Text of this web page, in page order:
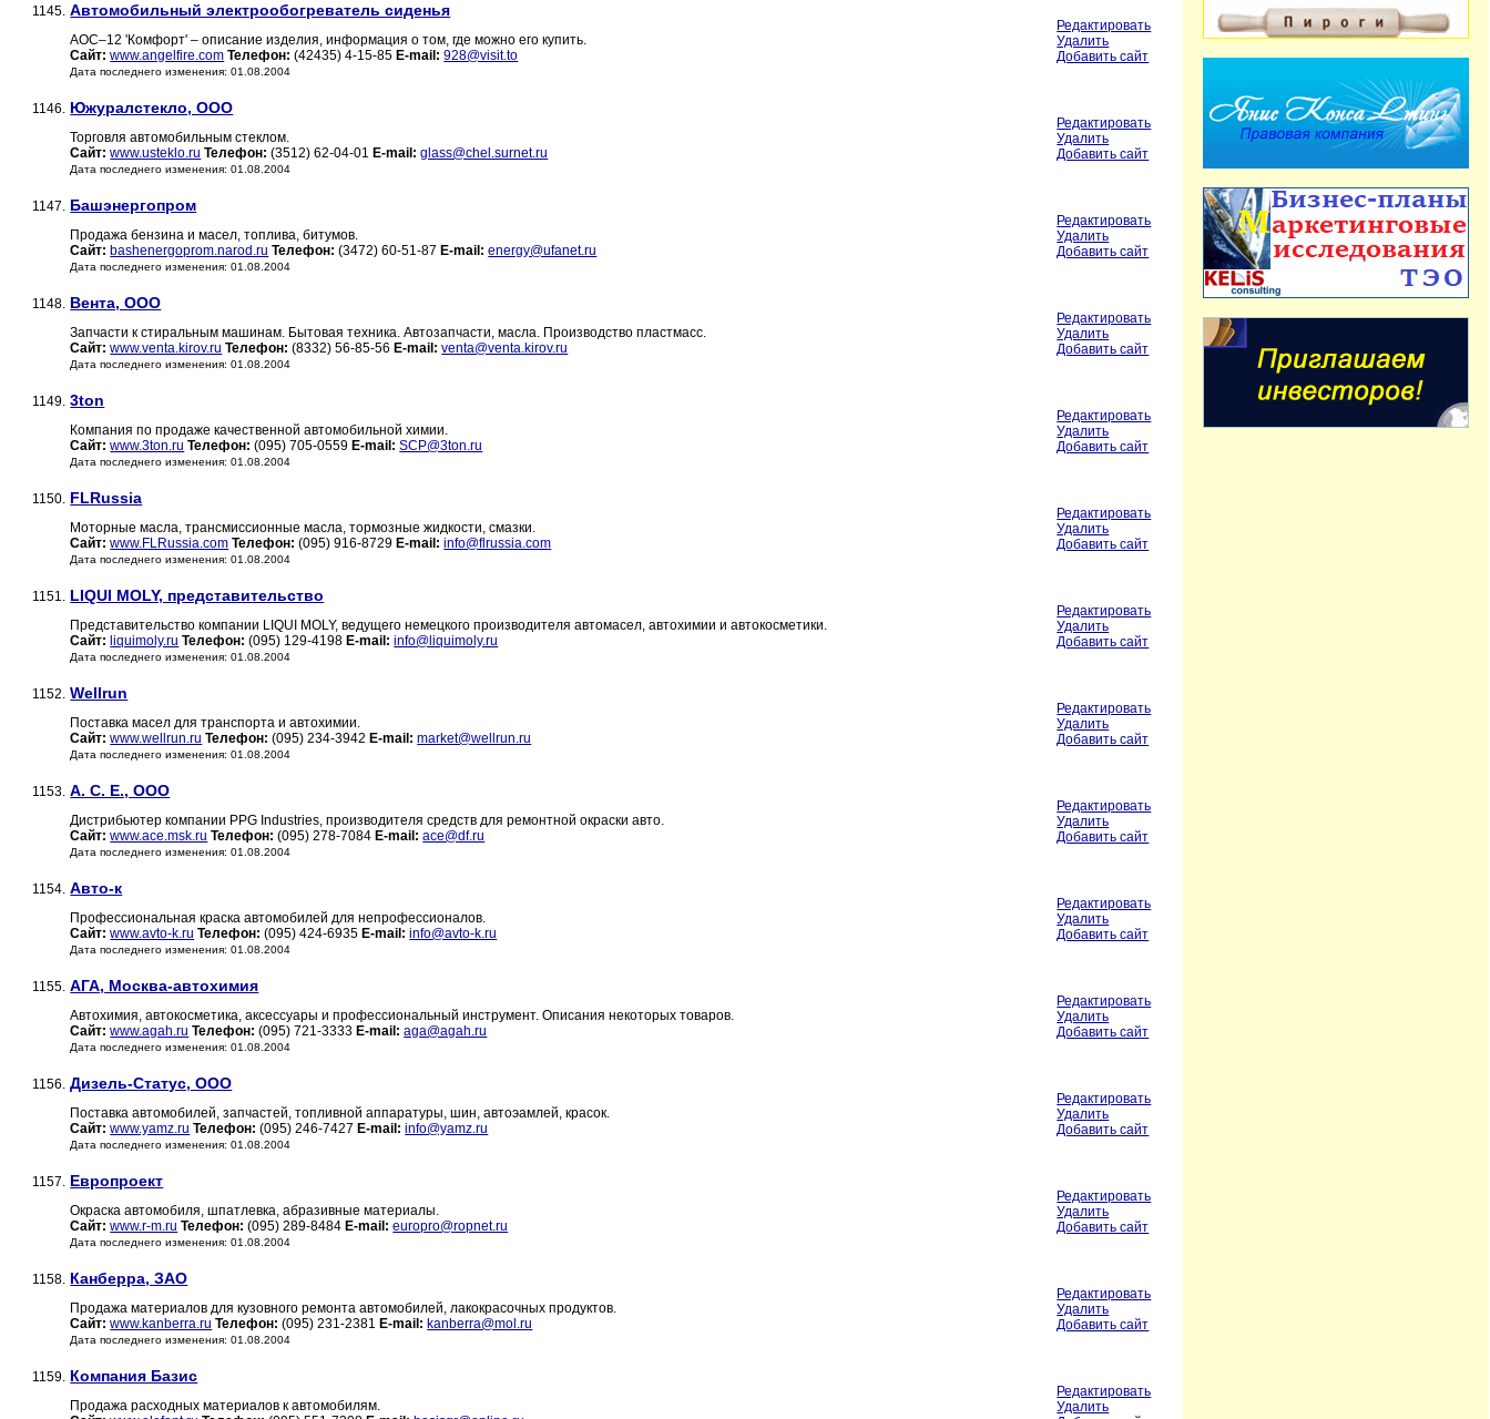
1145. Автомобильный электрообогреватель сиденья
АОС–12 'Комфорт' – описание изделия, информация о том, где можно его купить.
Сайт: www.angelfire.com Телефон: (42435) 4-15-85 E-mail: 928@visit.to
Дата последнего изменения: 01.08.2004
Редактировать
Удалить
Добавить сайт
1146. Южуралстекло, ООО
Торговля автомобильным стеклом.
Сайт: www.usteklo.ru Телефон: (3512) 62-04-01 E-mail: glass@chel.surnet.ru
Дата последнего изменения: 01.08.2004
Редактировать
Удалить
Добавить сайт
1147. Башэнергопром
Продажа бензина и масел, топлива, битумов.
Сайт: bashenergoprom.narod.ru Телефон: (3472) 60-51-87 E-mail: energy@ufanet.ru
Дата последнего изменения: 01.08.2004
Редактировать
Удалить
Добавить сайт
1148. Вента, ООО
Запчасти к стиральным машинам. Бытовая техника. Автозапчасти, масла. Производство пластмасс.
Сайт: www.venta.kirov.ru Телефон: (8332) 56-85-56 E-mail: venta@venta.kirov.ru
Дата последнего изменения: 01.08.2004
Редактировать
Удалить
Добавить сайт
1149. 3ton
Компания по продаже качественной автомобильной химии.
Сайт: www.3ton.ru Телефон: (095) 705-0559 E-mail: SCP@3ton.ru
Дата последнего изменения: 01.08.2004
Редактировать
Удалить
Добавить сайт
1150. FLRussia
Моторные масла, трансмиссионные масла, тормозные жидкости, смазки.
Сайт: www.FLRussia.com Телефон: (095) 916-8729 E-mail: info@flrussia.com
Дата последнего изменения: 01.08.2004
Редактировать
Удалить
Добавить сайт
1151. LIQUI MOLY, представительство
Представительство компании LIQUI MOLY, ведущего немецкого производителя автомасел, автохимии и автокосметики.
Сайт: liquimoly.ru Телефон: (095) 129-4198 E-mail: info@liquimoly.ru
Дата последнего изменения: 01.08.2004
Редактировать
Удалить
Добавить сайт
1152. Wellrun
Поставка масел для транспорта и автохимии.
Сайт: www.wellrun.ru Телефон: (095) 234-3942 E-mail: market@wellrun.ru
Дата последнего изменения: 01.08.2004
Редактировать
Удалить
Добавить сайт
1153. А. С. Е., ООО
Дистрибьютер компании PPG Industries, производителя средств для ремонтной окраски авто.
Сайт: www.ace.msk.ru Телефон: (095) 278-7084 E-mail: ace@df.ru
Дата последнего изменения: 01.08.2004
Редактировать
Удалить
Добавить сайт
1154. Авто-к
Профессиональная краска автомобилей для непрофессионалов.
Сайт: www.avto-k.ru Телефон: (095) 424-6935 E-mail: info@avto-k.ru
Дата последнего изменения: 01.08.2004
Редактировать
Удалить
Добавить сайт
1155. АГА, Москва-автохимия
Автохимия, автокосметика, аксессуары и профессиональный инструмент. Описания некоторых товаров.
Сайт: www.agah.ru Телефон: (095) 721-3333 E-mail: aga@agah.ru
Дата последнего изменения: 01.08.2004
Редактировать
Удалить
Добавить сайт
1156. Дизель-Статус, ООО
Поставка автомобилей, запчастей, топливной аппаратуры, шин, автоэамлей, красок.
Сайт: www.yamz.ru Телефон: (095) 246-7427 E-mail: info@yamz.ru
Дата последнего изменения: 01.08.2004
Редактировать
Удалить
Добавить сайт
1157. Европроект
Окраска автомобиля, шпатлевка, абразивные материалы.
Сайт: www.r-m.ru Телефон: (095) 289-8484 E-mail: europro@ropnet.ru
Дата последнего изменения: 01.08.2004
Редактировать
Удалить
Добавить сайт
1158. Канберра, ЗАО
Продажа материалов для кузовного ремонта автомобилей, лакокрасочных продуктов.
Сайт: www.kanberra.ru Телефон: (095) 231-2381 E-mail: kanberra@mol.ru
Дата последнего изменения: 01.08.2004
Редактировать
Удалить
Добавить сайт
1159. Компания Базис
Продажа расходных материалов к автомобилям.
Редактировать
Удалить